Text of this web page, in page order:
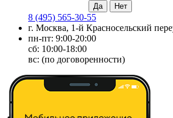
8 (495) 565-30-55
г. Москва, 1-й Красносельский
пн-пт: 9:00-20:00
сб: 10:00-18:00
вс: (по договоренности)